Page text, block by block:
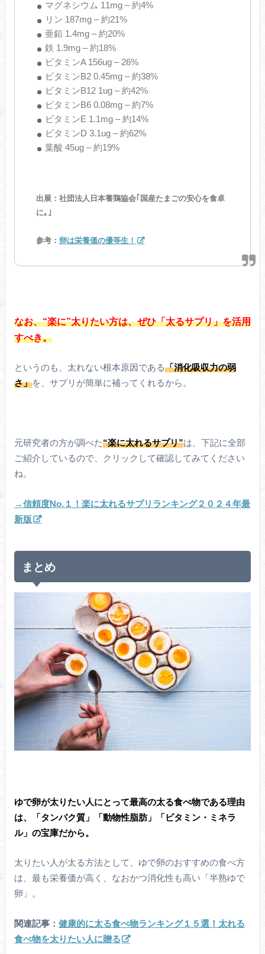
マグネシウム 11mg – 約4%
リン 187mg – 約21%
亜鉛 1.4mg – 約20%
鉄 1.9mg – 約18%
ビタミンA 156ug – 26%
ビタミンB2 0.45mg – 約38%
ビタミンB12 1ug – 約42%
ビタミンB6 0.08mg – 約7%
ビタミンE 1.1mg – 約14%
ビタミンD 3.1ug – 約62%
葉酸 45ug – 約19%
出展：社団法人日本養鶏協会｢国産たまごの安心を食卓
に｡｣
参考： 卵は栄養価の優等生！
なお、“楽に”太りたい方は、ぜひ「太るサプリ」を活用
すべき。
というのも、太れない根本原因である「消化吸収力の弱
さ」を、サプリが簡単に補ってくれるから。
元研究者の方が調べた“楽に太れるサプリ”は、下記に全部
ご紹介しているので、クリックして確認してみてください
ね。
→信頼度No.１！楽に太れるサプリランキング２０２４年最
新版
まとめ
ゆで卵が太りたい人にとって最高の太る食べ物である理由
は、「タンパク質」「動物性脂肪」「ビタミン・ミネラ
ル」の宝庫だから。
太りたい人が太る方法として、ゆで卵のおすすめの食べ方
は、最も栄養価が高く、なおかつ消化性も高い「半熟ゆで
卵」。
関連記事： 健康的に太る食べ物ランキング１５選！太れる
食べ物を太りたい人に贈る